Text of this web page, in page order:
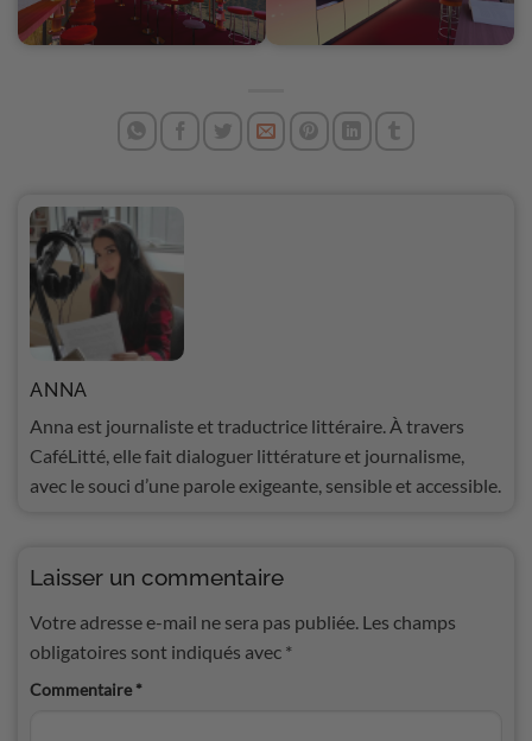
ANNA
Anna est journaliste et traductrice littéraire. À travers
CaféLitté, elle fait dialoguer littérature et journalisme,
avec le souci d’une parole exigeante, sensible et accessible.
Laisser un commentaire
Votre adresse e-mail ne sera pas publiée. Les champs
obligatoires sont indiqués avec *
Commentaire *